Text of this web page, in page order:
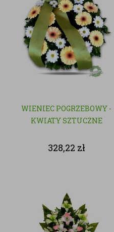
WIENIEC POGRZEBOWY -
KWIATY SZTUCZNE
328,22 zł